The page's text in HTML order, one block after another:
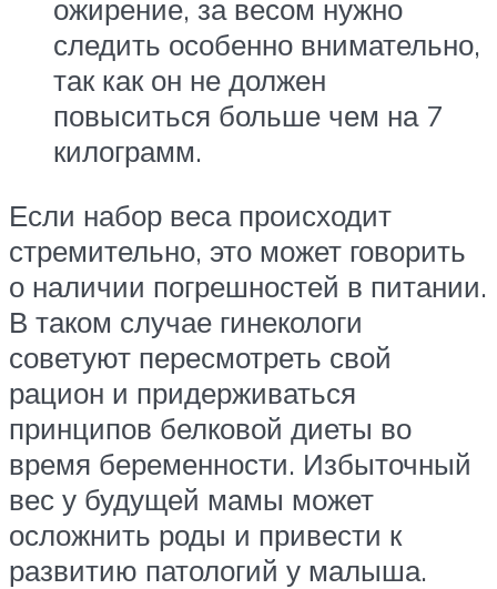
ожирение, за весом нужно
следить особенно внимательно,
так как он не должен
повыситься больше чем на 7
килограмм.
Если набор веса происходит
стремительно, это может говорить
о наличии погрешностей в питании.
В таком случае гинекологи
советуют пересмотреть свой
рацион и придерживаться
принципов белковой диеты во
время беременности. Избыточный
вес у будущей мамы может
осложнить роды и привести к
развитию патологий у малыша.